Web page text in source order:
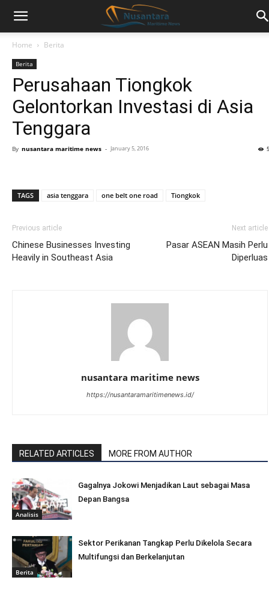
Home Berita
Berita
Perusahaan Tiongkok
Gelontorkan Investasi di Asia
Tenggara
By nusantara maritime news - January 5, 2016
TAGS asia tenggara one belt one road Tiongkok
Previous article
Chinese Businesses Investing
Heavily in Southeast Asia
Next article
Pasar ASEAN Masih Perlu
Diperluas
nusantara maritime news
https://nusantaramaritimenews.id/
RELATED ARTICLES MORE FROM AUTHOR
Analisis
Gagalnya Jokowi Menjadikan Laut sebagai Masa
Depan Bangsa
Berita
Sektor Perikanan Tangkap Perlu Dikelola Secara
Multifungsi dan Berkelanjutan